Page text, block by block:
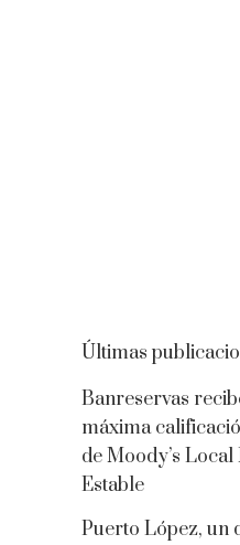
Últimas
Banreservas
máxima
de Moody’s
Estable
Puerto López, un